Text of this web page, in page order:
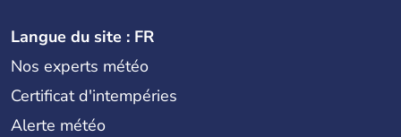
Langue du site : FR
Nos experts météo
Certificat d'intempéries
Alerte météo